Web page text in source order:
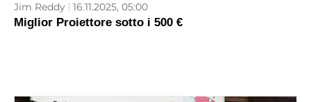
Jim Reddy 16.11.2025, 05:00
Miglior Proiettore sotto i 500 €